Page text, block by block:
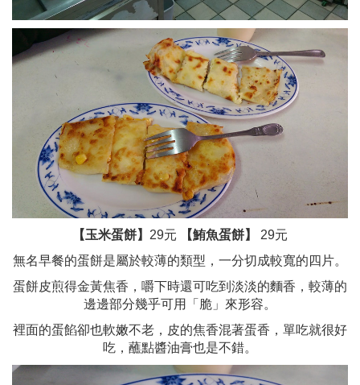
【玉米蛋餅】 29元 【鮪魚蛋餅】 29元
無名早餐的蛋餅是屬於較薄的類型，一分切成較寬的四片。
蛋餅皮煎得金黃焦香，嚼下時還可吃到淡淡的麵香， 較薄的
邊邊部分幾乎可用「脆」來形容。
裡面的蛋餡卻也軟嫩不老， 皮的焦香混著蛋香，單吃就很好
吃，蘸點醬油膏也是不錯。